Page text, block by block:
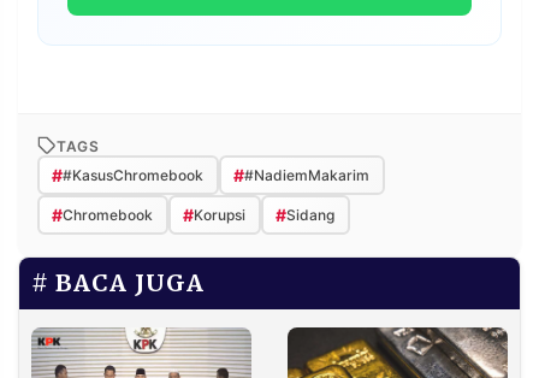
TAGS
##KasusChromebook ##NadiemMakarim
#Chromebook #Korupsi #Sidang
BACA JUGA